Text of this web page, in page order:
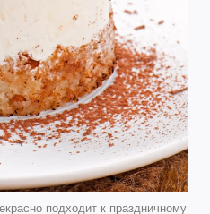
подходит к праздничному